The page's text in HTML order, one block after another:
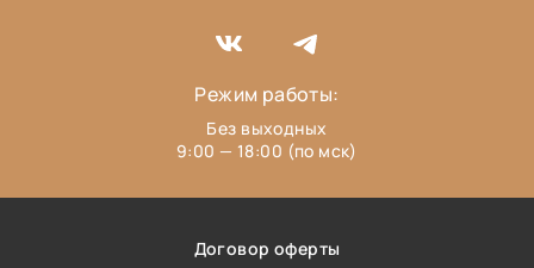
Договор оферты
Режим работы:
Без выходных
9:00 — 18:00 (по мск)